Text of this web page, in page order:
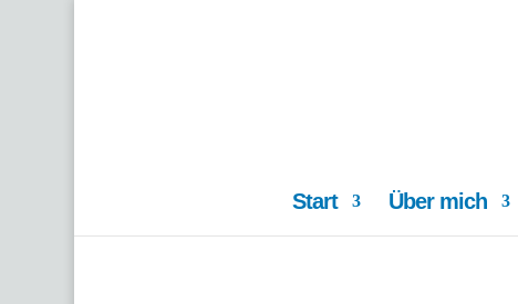
Start Über mich